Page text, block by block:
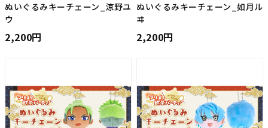
ぬいぐるみキーチェーン_涼野ユ
ウ
2,200円
ぬいぐるみキーチェーン_如月ル
ヰ
2,200円